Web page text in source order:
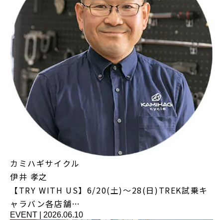
カミハギサイクル
伊井 孝之
【TRY WITH US】6/20(土)～28(日)TREK試乗キ
ャラバン各店舗…
EVENT 2026.06.10